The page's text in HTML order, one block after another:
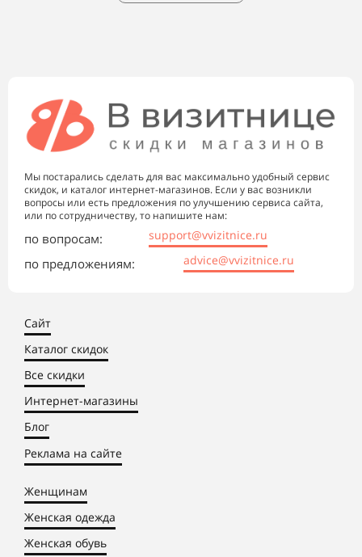
Мы постарались сделать для вас максимально удобный сервис
скидок, и каталог интернет-магазинов. Если у вас возникли
вопросы или есть предложения по улучшению сервиса сайта,
или по сотрудничеству, то напишите нам:
по вопросам: support@vvizitnice.ru
по предложениям: advice@vvizitnice.ru
Сайт
Каталог скидок
Все скидки
Интернет-магазины
Блог
Реклама на сайте
Женщинам
Женская одежда
Женская обувь